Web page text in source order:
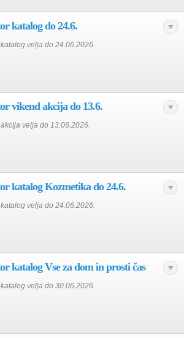
katalog do 24.6.
velja do 24.06.2026.
vikend akcija do 13.6.
velja do 13.06.2026.
katalog Kozmetika do 24.6.
velja do 24.06.2026.
katalog Vse za dom in prosti čas
velja do 30.06.2026.